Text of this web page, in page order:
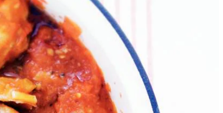
op laag vuur in ca. 15 min.